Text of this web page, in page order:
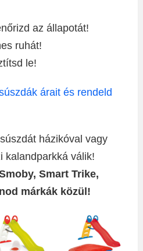
az állapotát!
ruhát!
le!
árait és rendeld
házikóval vagy
kalandparkká válik!
Smart Trike,
márkák közül!